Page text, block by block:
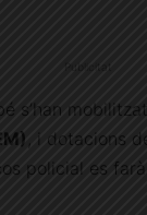
s’han
, i dotacions
policial es